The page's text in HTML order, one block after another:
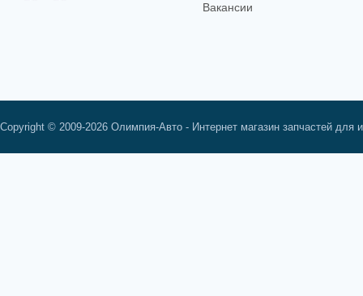
Вакансии
Copyright © 2009-2026 Олимпия-Авто - Интернет магазин запчастей для